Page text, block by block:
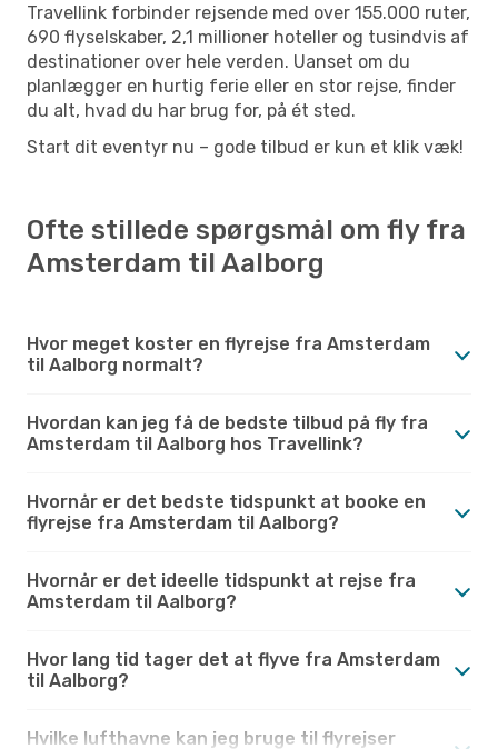
Travellink forbinder rejsende med over 155.000 ruter,
690 flyselskaber, 2,1 millioner hoteller og tusindvis af
destinationer over hele verden. Uanset om du
planlægger en hurtig ferie eller en stor rejse, finder
du alt, hvad du har brug for, på ét sted.
Start dit eventyr nu – gode tilbud er kun et klik væk!
Ofte stillede spørgsmål om fly fra
Amsterdam til Aalborg
Hvor meget koster en flyrejse fra Amsterdam
til Aalborg normalt?
Hvordan kan jeg få de bedste tilbud på fly fra
Amsterdam til Aalborg hos Travellink?
Hvornår er det bedste tidspunkt at booke en
flyrejse fra Amsterdam til Aalborg?
Hvornår er det ideelle tidspunkt at rejse fra
Amsterdam til Aalborg?
Hvor lang tid tager det at flyve fra Amsterdam
til Aalborg?
Hvilke lufthavne kan jeg bruge til flyrejser